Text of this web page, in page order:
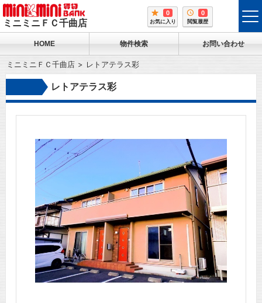
ミニミニＦＣ千曲店
0
お気に入り
0
閲覧履歴
HOME 物件検索 お問い合わせ
ミニミニＦＣ千曲店 レトアテラス彩
レトアテラス彩